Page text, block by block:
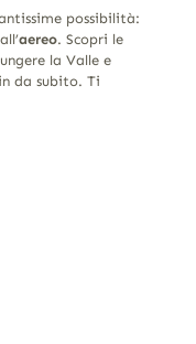
possibilità:
aereo. Scopri le
la Valle e
da subito. Ti